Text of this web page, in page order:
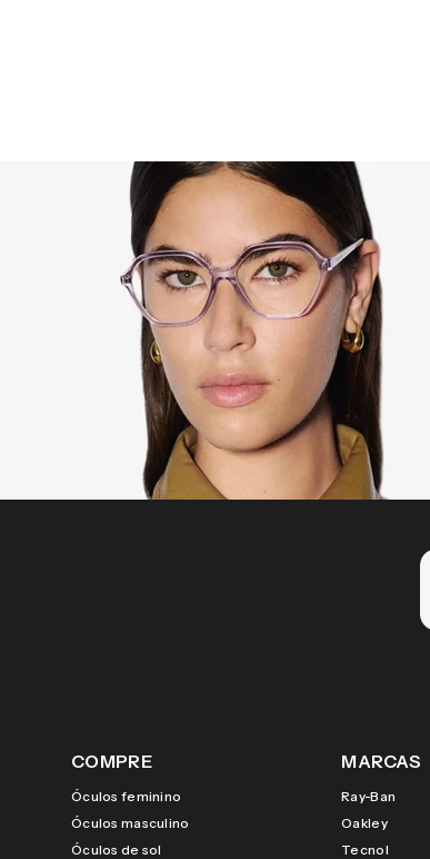
COMPRE
Óculos feminino
Óculos masculino
Óculos de sol
MARCAS
Ray-Ban
Oakley
Tecnol